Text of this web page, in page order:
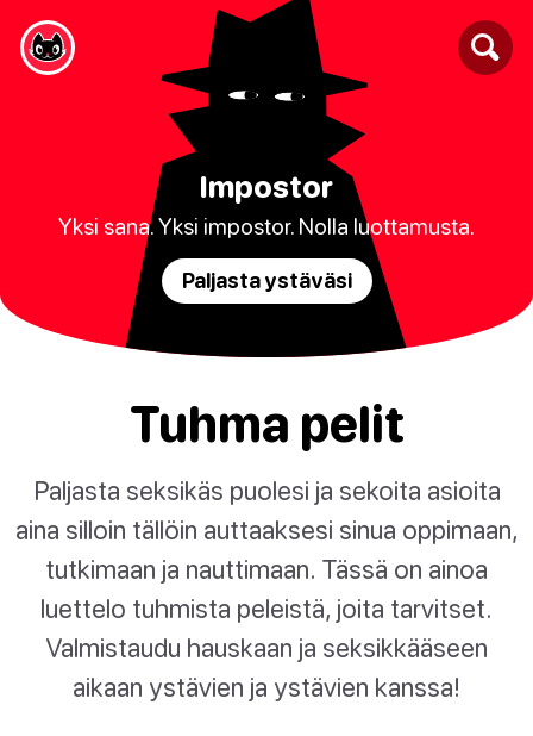
Impostor
Yksi sana. Yksi impostor. Nolla luottamusta.
Paljasta ystäväsi
Tuhma pelit
Paljasta seksikäs puolesi ja sekoita asioita
aina silloin tällöin auttaaksesi sinua oppimaan,
tutkimaan ja nauttimaan. Tässä on ainoa
luettelo tuhmista peleistä, joita tarvitset.
Valmistaudu hauskaan ja seksikkääseen
aikaan ystävien ja ystävien kanssa!